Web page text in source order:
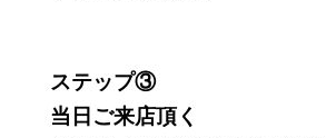
ステップ③
当日ご来店頂く